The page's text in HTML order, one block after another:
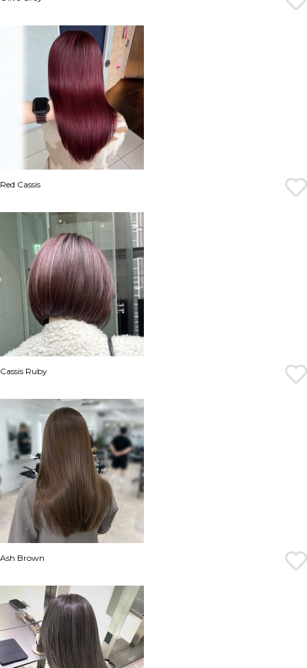
Red Cassis
Cassis Ruby
Ash Brown